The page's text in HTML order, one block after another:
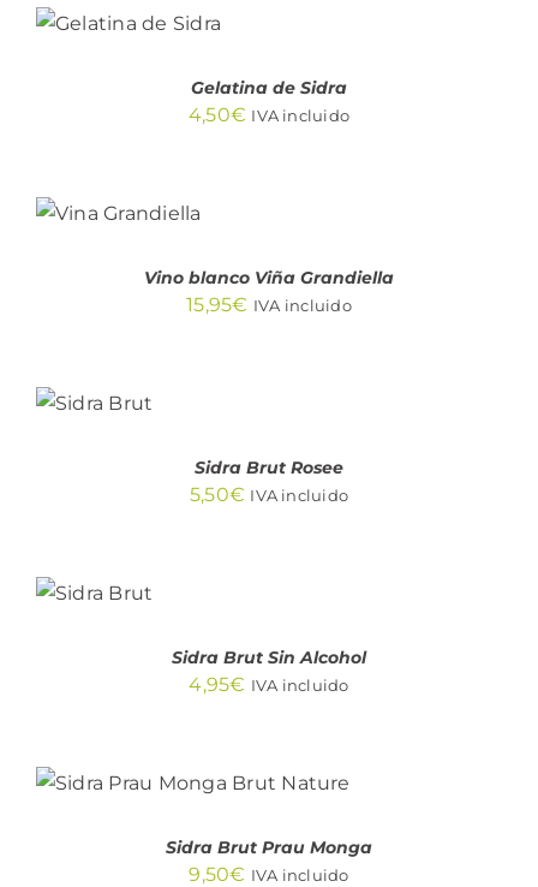
CARRITO
Gelatina de Sidra
4,50€ IVA incluido
CARRITO
Vino blanco Viña Grandiella
15,95€ IVA incluido
CARRITO
Sidra Brut Rosee
5,50€ IVA incluido
CARRITO
Sidra Brut Sin Alcohol
4,95€ IVA incluido
AÑADIR AL CARRITO
/
Sidra Brut Prau Monga
9,50€ IVA incluido